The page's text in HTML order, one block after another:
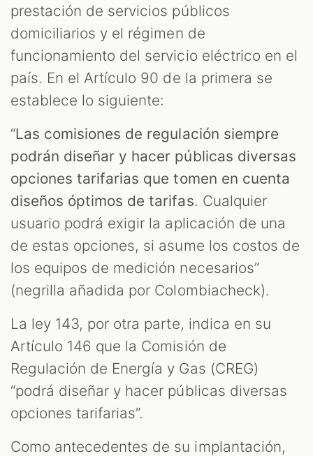
prestación de servicios públicos
domiciliarios y el régimen de
funcionamiento del servicio eléctrico en el
país. En el Artículo 90 de la primera se
establece lo siguiente:
“Las comisiones de regulación siempre
podrán diseñar y hacer públicas diversas
opciones tarifarias que tomen en cuenta
diseños óptimos de tarifas. Cualquier
usuario podrá exigir la aplicación de una
de estas opciones, si asume los costos de
los equipos de medición necesarios”
(negrilla añadida por Colombiacheck).
La ley 143, por otra parte, indica en su
Artículo 146 que la Comisión de
Regulación de Energía y Gas (CREG)
“podrá diseñar y hacer públicas diversas
opciones tarifarias”.
Como antecedentes de su implantación,